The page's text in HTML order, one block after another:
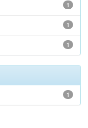
1
1
1
1